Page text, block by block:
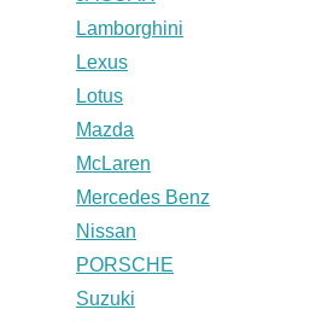
Lamborghini
Lexus
Lotus
Mazda
McLaren
Mercedes Benz
Nissan
PORSCHE
Suzuki